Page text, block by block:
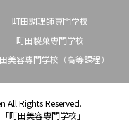
町田調理師専門学校
町田製菓専門学校
美容専門学校（高等課程）
All Rights Reserved.
町田美容専門学校」